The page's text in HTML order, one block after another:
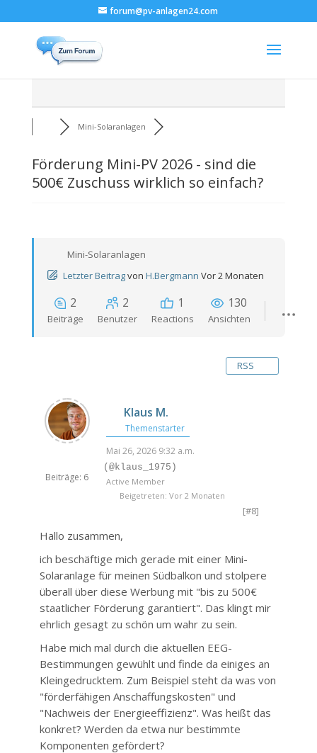
forum@pv-anlagen24.com
Mini-Solaranlagen
Förderung Mini-PV 2026 - sind die
500€ Zuschuss wirklich so einfach?
Mini-Solaranlagen
Letzter Beitragvon H.Bergmann Vor 2 Monaten
2
Beiträge
2
Benutzer
1
Reactions
130
Ansichten
RSS
Beiträge: 6
Klaus M.
Themenstarter
Mai 26, 2026 9:32 a.m.
(@klaus_1975)
Active Member
Beigetreten: Vor 2 Monaten
[#8]
Hallo zusammen,
ich beschäftige mich gerade mit einer Mini-
Solaranlage für meinen Südbalkon und stolpere
überall über diese Werbung mit "bis zu 500€
staatlicher Förderung garantiert". Das klingt mir
ehrlich gesagt zu schön um wahr zu sein.
Habe mich mal durch die aktuellen EEG-
Bestimmungen gewühlt und finde da einiges an
Kleingedrucktem. Zum Beispiel steht da was von
"förderfähigen Anschaffungskosten" und
"Nachweis der Energieeffizienz". Was heißt das
konkret? Werden da etwa nur bestimmte
Komponenten gefördert?